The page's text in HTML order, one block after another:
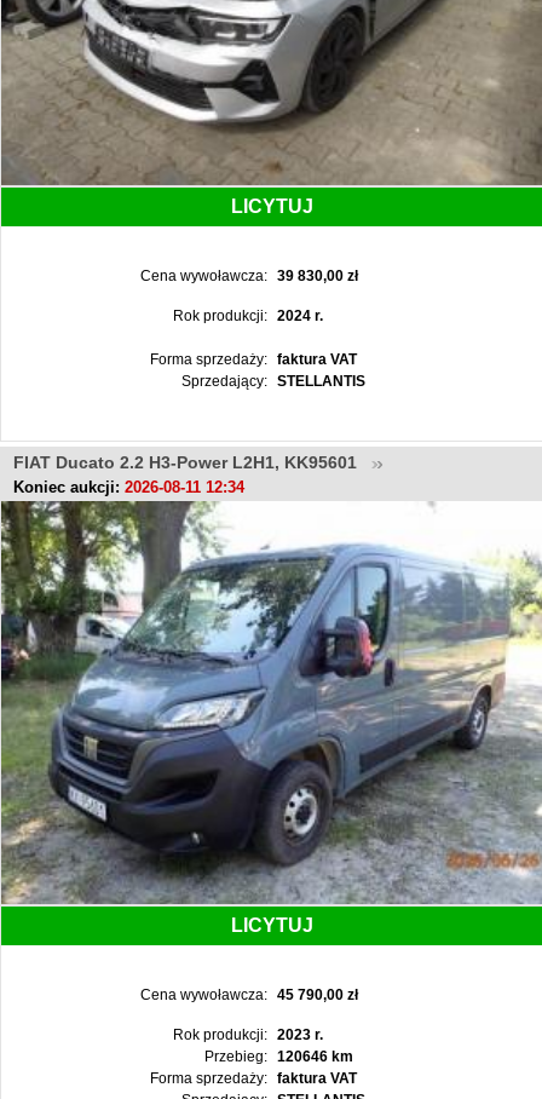
LICYTUJ
Cena wywoławcza: 39 830,00 zł
Rok produkcji: 2024 r.
Forma sprzedaży:
faktura VAT
Sprzedający:
STELLANTIS
FIAT Ducato 2.2 H3-Power L2H1, KK95601
Koniec aukcji: 2026-08-11 12:34
LICYTUJ
Cena wywoławcza: 45 790,00 zł
Rok produkcji:
2023 r.
Przebieg:
120646 km
Forma sprzedaży:
faktura VAT